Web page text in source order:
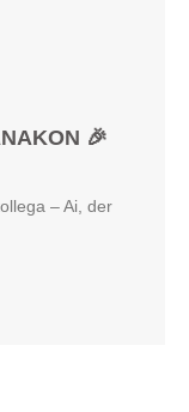
🎉
– Ai, der